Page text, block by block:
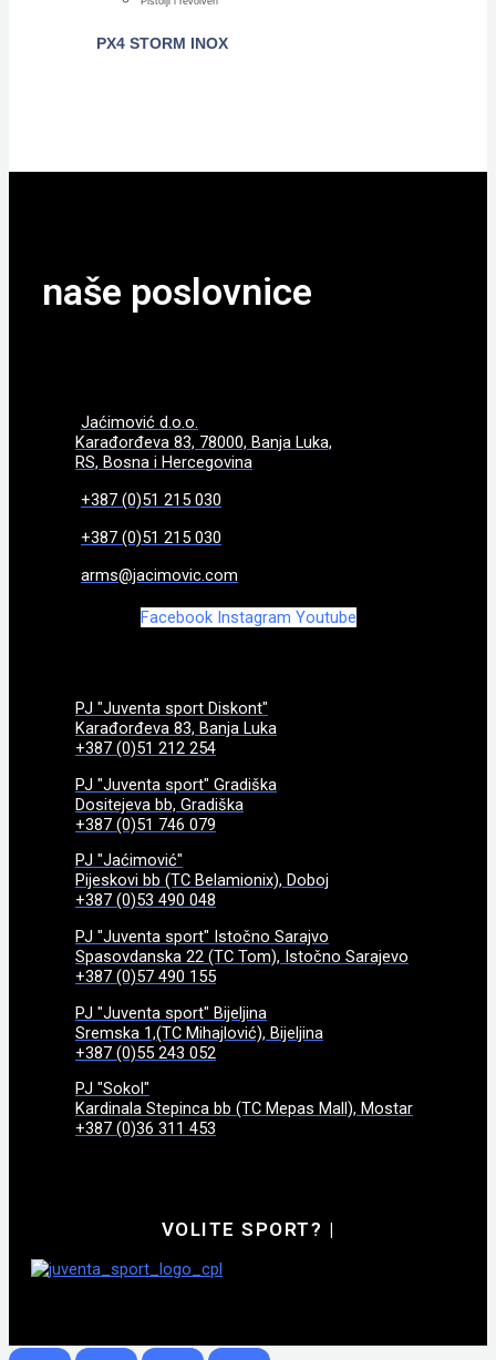
PX4 STORM INOX
naše poslovnice
Jaćimović d.o.o.
Karađorđeva 83, 78000, Banja Luka,
RS, Bosna i Hercegovina
+387 (0)51 215 030
+387 (0)51 215 030
arms@jacimovic.com
Facebook Instagram Youtube
PJ "Juventa sport Diskont"
Karađorđeva 83, Banja Luka
+387 (0)51 212 254
PJ "Juventa sport" Gradiška
Dositejeva bb, Gradiška
+387 (0)51 746 079
PJ "Jaćimović"
Pijeskovi bb (TC Belamionix), Doboj
+387 (0)53 490 048
PJ "Juventa sport" Istočno Sarajvo
Spasovdanska 22 (TC Tom), Istočno Sarajevo
+387 (0)57 490 155
PJ "Juventa sport" Bijeljina
Sremska 1,(TC Mihajlović), Bijeljina
+387 (0)55 243 052
PJ "Sokol"
Kardinala Stepinca bb (TC Mepas Mall), Mostar
+387 (0)36 311 453
VOLITE SPORT? |